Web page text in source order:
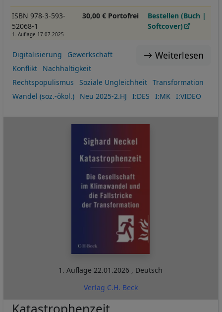
ISBN 978-3-593-
52068-1
1. Auflage 17.07.2025
30,00 € Portofrei
Bestellen (Buch |
Softcover)
Weiterlesen
Digitalisierung
Gewerkschaft
Konflikt
Nachhaltigkeit
Rechtspopulismus
Soziale Ungleichheit
Transformation
Wandel (soz.-ökol.)
Neu 2025-2.HJ I:DES I:MK I:VIDEO
1. Auflage22.01.2026 , Deutsch
Verlag C.H. Beck